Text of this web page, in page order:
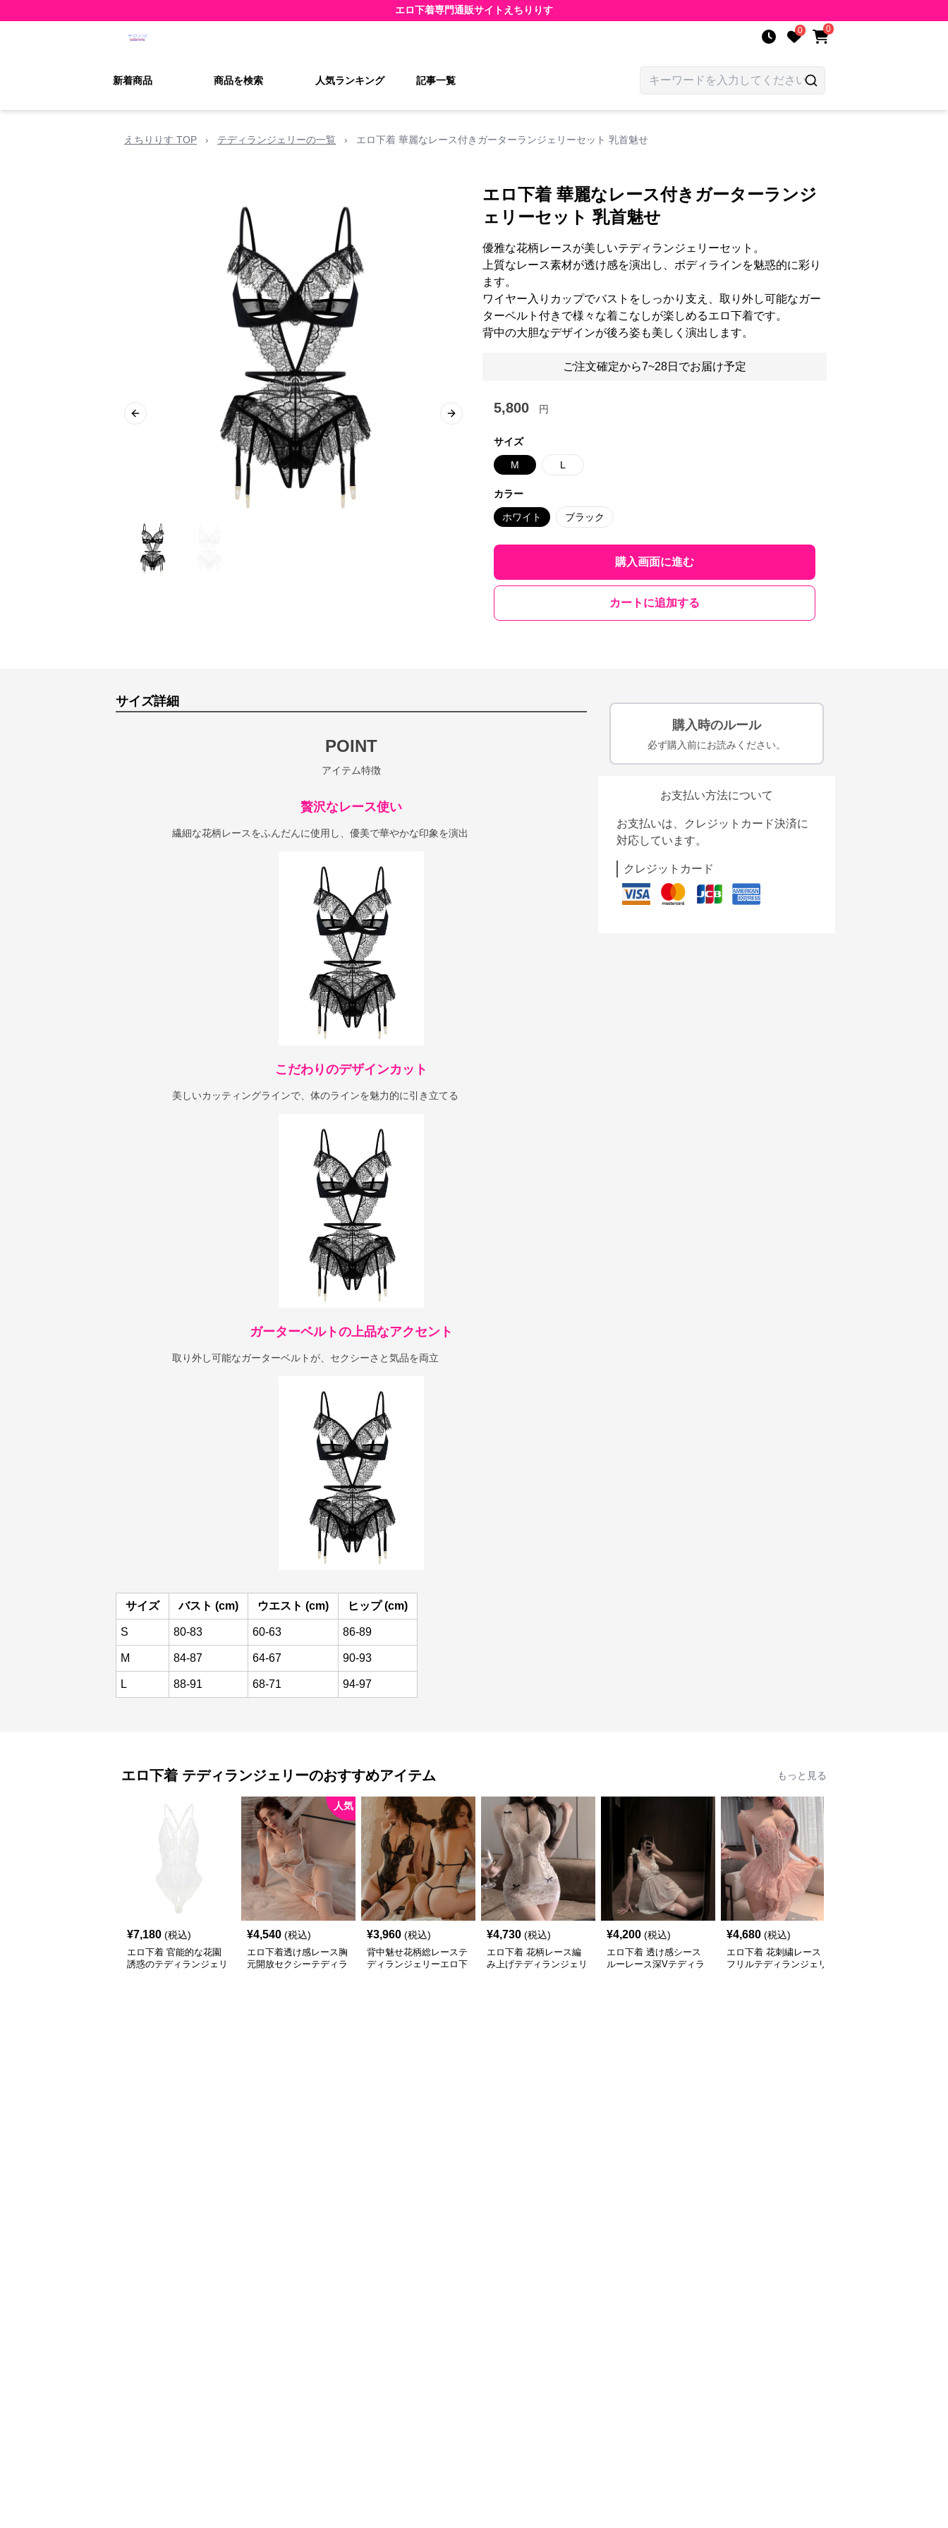
エロ下着専門通販サイト えちりりす
0 0
新着商品 商品を検索 人気ランキング 記事一覧
えちりりす TOP › テディランジェリーの一覧 › エロ下着 華麗なレース付きガーターランジェリーセット 乳首魅せ
Previous slide Next slide
エロ下着 華麗なレース付きガーターランジ
ェリーセット 乳首魅せ
優雅な花柄レースが美しいテディランジェリーセット。
上質なレース素材が透け感を演出し、ボディラインを魅惑的に彩り
ます。
ワイヤー入りカップでバストをしっかり支え、取り外し可能なガー
ターベルト付きで様々な着こなしが楽しめるエロ下着です。
背中の大胆なデザインが後ろ姿も美しく演出します。
ご注文確定から7~28日でお届け予定
5,800 円
サイズ
M L
カラー
ホワイト ブラック
購入画面に進む
カートに追加する
サイズ詳細
POINT
アイテム特徴
贅沢なレース使い
繊細な花柄レースをふんだんに使用し、優美で華やかな印象を演出
こだわりのデザインカット
美しいカッティングラインで、体のラインを魅力的に引き立てる
ガーターベルトの上品なアクセント
取り外し可能なガーターベルトが、セクシーさと気品を両立
サイズ バスト (cm) ウエスト (cm) ヒップ (cm)
S 80-83 60-63 86-89
M 84-87 64-67 90-93
L 88-91 68-71 94-97
購入時のルール
必ず購入前にお読みください。
お支払い方法について
お支払いは、クレジットカード決済に
対応しています。
クレジットカード
エロ下着 テディランジェリーのおすすめアイテム もっと見る
¥7,180 (税込)
エロ下着 官能的な花園
誘惑のテディランジェリ
人気
¥4,540 (税込)
エロ下着透け感レース胸
元開放セクシーテディラ
¥3,960 (税込)
背中魅せ花柄総レーステ
ディランジェリーエロ下
¥4,730 (税込)
エロ下着 花柄レース編
み上げテディランジェリ
¥4,200 (税込)
エロ下着 透け感シース
ルーレース深Vテディラ
¥4,680 (税込)
エロ下着 花刺繍レース
フリルテディランジェリ